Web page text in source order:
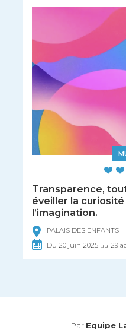
Transparence,
éveiller la
l’imagination.
PALAIS DES ENFANTS
Du20 juin 2025 au 29
Par Equipe